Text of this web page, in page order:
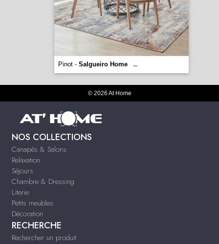
Pinot - Salgueiro Home ...
© 2026 At Home
NOS COLLECTIONS
Canapés & Salons
Relaxation
Séjours
Chambre & Dressing
Literie
Petits meubles
Décoration
RECHERCHE
Rechercher un produit